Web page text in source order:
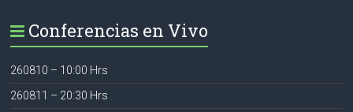
Conferencias en Vivo
260810 – 10:00 Hrs
260811 – 20:30 Hrs